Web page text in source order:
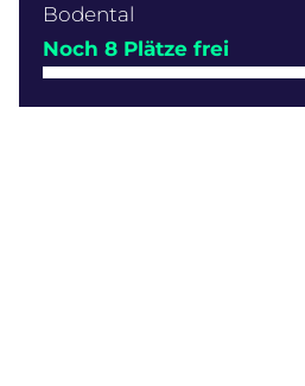
Bodental
Noch 8 Plätze frei